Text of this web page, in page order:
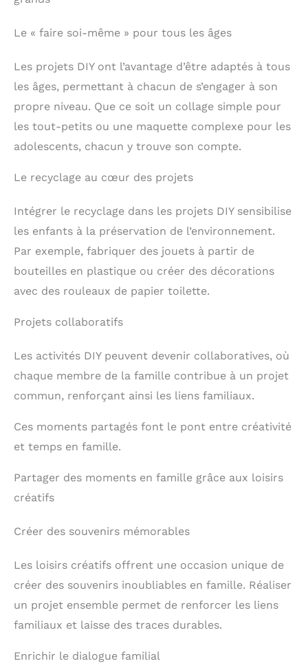
idéal pour stimuler la
et l’esprit inventif des
enfants à la maison ou à
plateau sans tout
très petites pièces, donc
il faut installer l’enfant
sur une table stable et
utiliser une coupelle si
répond aux attentes des
parents qui veulent un
jeu créatif amusant, mais
préparer, expliquer et
Cadeau créatif pour fille
ou garçon qui aime
fabriquer ses bijoux: le
à bracelets, perles
colorées et accessoires
écran pendant les
cadeau 6, 7, 8, 9, 10, 11 ou
résultat instantané: le
plaisir vient de choisir les
création finie avec fierté
Le « faire soi-même » pour tous les âges
Les projets DIY ont l’avantage d’être adaptés à tous
les âges, permettant à chacun de s’engager à son
propre niveau. Que ce soit un collage simple pour
les tout-petits ou une maquette complexe pour les
adolescents, chacun y trouve son compte.
Le recyclage au cœur des projets
Intégrer le recyclage dans les projets DIY sensibilise
les enfants à la préservation de l’environnement.
Par exemple, fabriquer des jouets à partir de
bouteilles en plastique ou créer des décorations
avec des rouleaux de papier toilette.
Projets collaboratifs
Les activités DIY peuvent devenir collaboratives, où
chaque membre de la famille contribue à un projet
commun, renforçant ainsi les liens familiaux.
Ces moments partagés font le pont entre créativité
et temps en famille.
Partager des moments en famille grâce aux loisirs
créatifs
Créer des souvenirs mémorables
Les loisirs créatifs offrent une occasion unique de
créer des souvenirs inoubliables en famille. Réaliser
un projet ensemble permet de renforcer les liens
familiaux et laisse des traces durables.
Enrichir le dialogue familial